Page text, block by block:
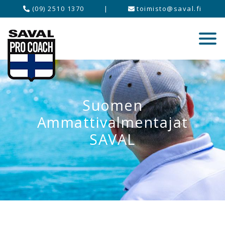
(09) 2510 1370 | toimisto@saval.fi
Suomen
Ammattivalmentajat
SAVAL